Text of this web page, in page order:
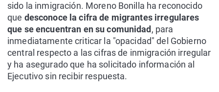
sido la inmigración. Moreno Bonilla ha reconocido
que desconoce la cifra de migrantes irregulares
que se encuentran en su comunidad , para
inmediatamente criticar la "opacidad" del Gobierno
central respecto a las cifras de inmigración irregular
y ha asegurado que ha solicitado información al
Ejecutivo sin recibir respuesta.